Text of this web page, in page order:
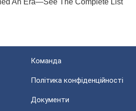
Команда
Політика конфіденційності
Документи